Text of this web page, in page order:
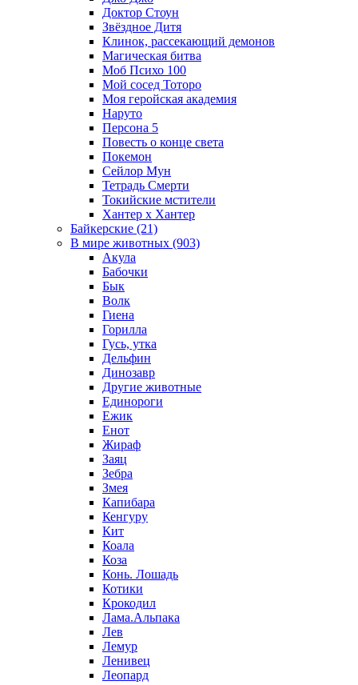
Доктор Стоун
Звёздное Дитя
Клинок, рассекающий демонов
Магическая битва
Моб Психо 100
Мой сосед Тоторо
Моя геройская академия
Наруто
Персона 5
Повесть о конце света
Покемон
Сейлор Мун
Тетрадь Смерти
Токийские мстители
Хантер х Хантер
Байкерские (21)
В мире животных (903)
Акула
Бабочки
Бык
Волк
Гиена
Горилла
Гусь, утка
Дельфин
Динозавр
Другие животные
Единороги
Ежик
Енот
Жираф
Заяц
Зебра
Змея
Капибара
Кенгуру
Кит
Коала
Коза
Конь. Лошадь
Котики
Крокодил
Лама.Альпака
Лев
Лемур
Ленивец
Леопард